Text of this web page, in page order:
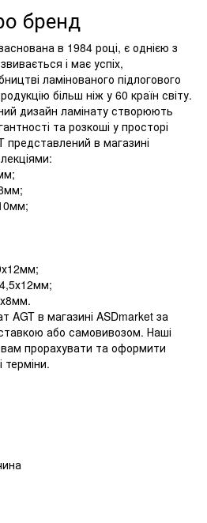
бренд
в 1984 році, є однією з
і має успіх,
ламінованого підлогового
більш ніж у 60 країн світу.
дизайн ламінату створюють
та розкоші у просторі
представлений в магазині
AGT в магазині ASDmarket за
або самовивозом. Наші
прорахувати та оформити